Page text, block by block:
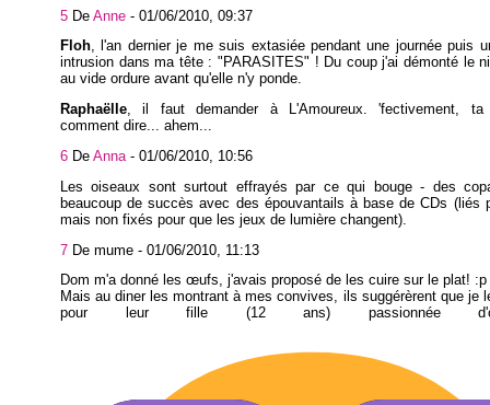
5 De Anne - 01/06/2010, 09:37
Floh, l'an dernier je me suis extasiée pendant une journée puis
intrusion dans ma tête : "PARASITES" ! Du coup j'ai démonté le
au vide ordure avant qu'elle n'y ponde.
Raphaëlle, il faut demander à L'Amoureux. 'fectivement, ta
comment dire... ahem...
6 De Anna- 01/06/2010, 10:56
Les oiseaux sont surtout effrayés par ce qui bouge - des
beaucoup de succès avec des épouvantails à base de CDs (liés
mais non fixés pour que les jeux de lumière changent).
7 De mume - 01/06/2010, 11:13
Dom m'a donné les œufs, j'avais proposé de les cuire sur le plat! :p
Mais au diner les montrant à mes convives, ils suggérèrent que je
pour leur fille (12 ans) passionnée